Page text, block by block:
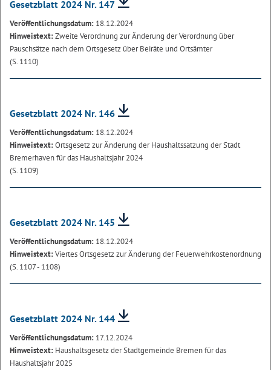
Gesetzblatt 2024 Nr. 147
Veröffentlichungsdatum: 18.12.2024
Hinweistext:Zweite Verordnung zur Änderung der Verordnung über
Pauschsätze nach dem Ortsgesetz über Beiräte und Ortsämter
(S. 1110)
Gesetzblatt 2024 Nr. 146
Veröffentlichungsdatum: 18.12.2024
Hinweistext:Ortsgesetz zur Änderung der Haushaltssatzung der Stadt
Bremerhaven für das Haushaltsjahr 2024
(S. 1109)
Gesetzblatt 2024 Nr. 145
Veröffentlichungsdatum: 18.12.2024
Hinweistext:Viertes Ortsgesetz zur Änderung der Feuerwehrkostenordnung
(S. 1107 - 1108)
Gesetzblatt 2024 Nr. 144
Veröffentlichungsdatum: 17.12.2024
Hinweistext: Haushaltsgesetz der Stadtgemeinde Bremen für das
Haushaltsjahr 2025